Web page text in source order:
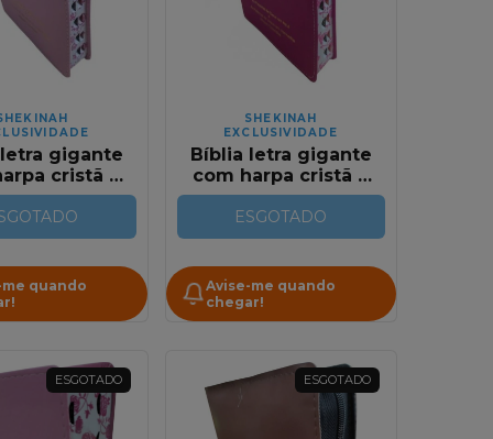
gigante
cristã e
relevo
Full Color
quando
SHEKINAH
EXCLUSIVIDADE
Bíblia letra gigante
com harpa cristã e
corinhos relevo
pink RC Full Color
ESGOTADO
Avise-me quando
chegar!
ESGOTADO ESGOTADO